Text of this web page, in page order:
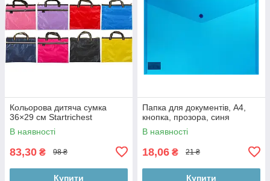
Кольорова дитяча сумка
36×29 см Startrichest
В наявності
83,30 ₴ 98 ₴
Купити
Папка для документів, А4,
кнопка, прозора, синя
В наявності
18,06 ₴ 21 ₴
Купити